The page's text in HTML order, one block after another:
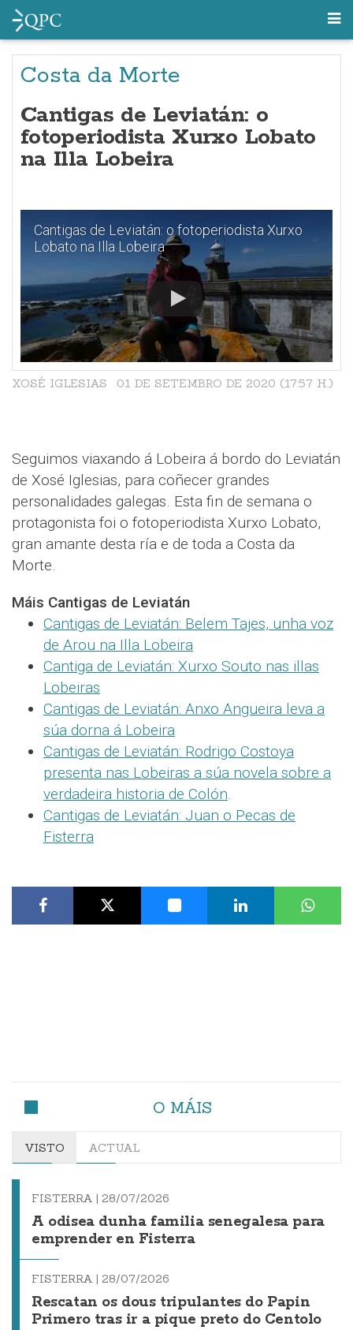
Costa da Morte
Cantigas de Leviatán: o
fotoperiodista Xurxo Lobato
na Illa Lobeira
Cantigas de Leviatán: o fotoperiodista Xurxo
Lobato na Illa Lobeira
01 DE SETEMBRO DE 2020 (17:57 H.)
XOSÉ IGLESIAS
Seguimos viaxando á Lobeira á bordo do Leviatán
de Xosé Iglesias, para coñecer grandes
personalidades galegas. Esta fin de semana o
protagonista foi o fotoperiodista Xurxo Lobato,
gran amante desta ría e de toda a Costa da
Morte.
Máis Cantigas de Leviatán
Cantigas de Leviatán: Belem Tajes, unha voz
de Arou na Illa Lobeira
Cantiga de Leviatán: Xurxo Souto nas illas
Lobeiras
Cantigas de Leviatán: Anxo Angueira leva a
súa dorna á Lobeira
Cantigas de Leviatán: Rodrigo Costoya
presenta nas Lobeiras a súa novela sobre a
verdadeira historia de Colón.
Cantigas de Leviatán: Juan o Pecas de
Fisterra
O MÁIS
VISTO ACTUAL
FISTERRA | 28/07/2026
A odisea dunha familia senegalesa para
emprender en Fisterra
FISTERRA | 28/07/2026
Rescatan os dous tripulantes do Papin
Primero tras ir a pique preto do Centolo